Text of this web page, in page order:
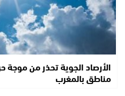
الأرصاد الجوية تحذر من
مناطق بالمغرب